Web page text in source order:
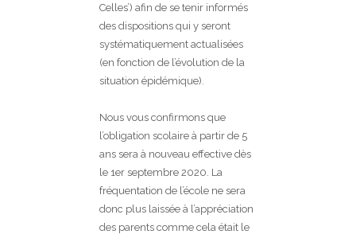
Celles’) afin de se tenir informés
des dispositions qui y seront
systématiquement actualisées
(en fonction de l’évolution de la
situation épidémique).
Nous vous confirmons que
l’obligation scolaire à partir de 5
ans sera à nouveau effective dès
le 1er septembre 2020. La
fréquentation de l’école ne sera
donc plus laissée à l’appréciation
des parents comme cela était le